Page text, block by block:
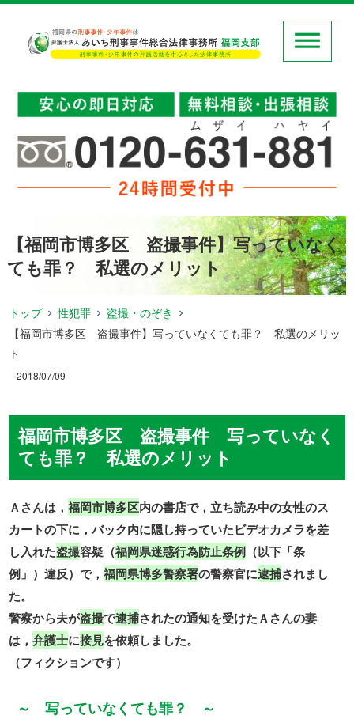
【福岡市博多区 盗撮事件】写っていなく
ても罪？ 私選のメリット
トップ 性犯罪
盗撮・のぞき
【福岡市博多区 盗撮事件】写っていなくても罪？ 私選のメリッ
ト
2018/07/09
福岡市博多区 盗撮事件 写っていなく
ても罪？ 私選のメリット
Ａさんは，福岡市博多区内の書店で，立ち読み中の女性のス
カートの下に，バック内に隠し持っていたビデオカメラを差
し入れた盗撮容疑（福岡県迷惑行為防止条例 （以下「条
例」）違反）で，福岡県博多警察署の警察官に逮捕されまし
た。
警察から夫が盗撮で逮捕されたの通知を受けたＡさんの妻
は，弁護士に接見を依頼しました。
（フィクションです）
～ 写っていなくても罪？ ～